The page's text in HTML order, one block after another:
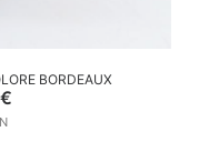
BORDEAUX
€Il